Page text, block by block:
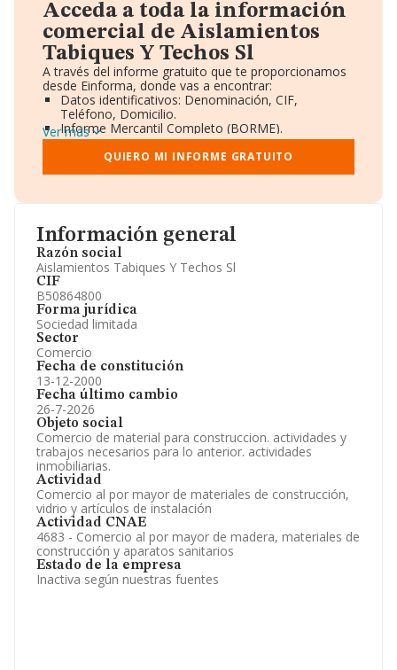
Información general
Razón social
Aislamientos Tabiques Y Techos Sl
CIF
B50864800
Forma jurídica
Sociedad limitada
Sector
Comercio
Fecha de constitución
13-12-2000
Fecha último cambio
26-7-2026
Objeto social
Comercio de material para construccion. actividades y
trabajos necesarios para lo anterior. actividades
inmobiliarias.
Actividad
Comercio al por mayor de materiales de construcción,
vidrio y artículos de instalación
Actividad CNAE
4683 - Comercio al por mayor de madera, materiales de
construcción y aparatos sanitarios
Estado de la empresa
Inactiva según nuestras fuentes
Acceda a toda la información
comercial de Aislamientos
Tabiques Y Techos Sl
A través del informe gratuito que te proporcionamos
desde Einforma, donde vas a encontrar:
Datos identificativos: Denominación, CIF,
Teléfono, Domicilio.
Informe Mercantil Completo (BORME).
Gráficos de Evolución Ventas y Empleados.
Consejo de Administración y Administradores.
Directivos y Ejecutivos.
Información oficial y registral complementaria.
Ver más
QUIERO MI INFORME GRATUITO